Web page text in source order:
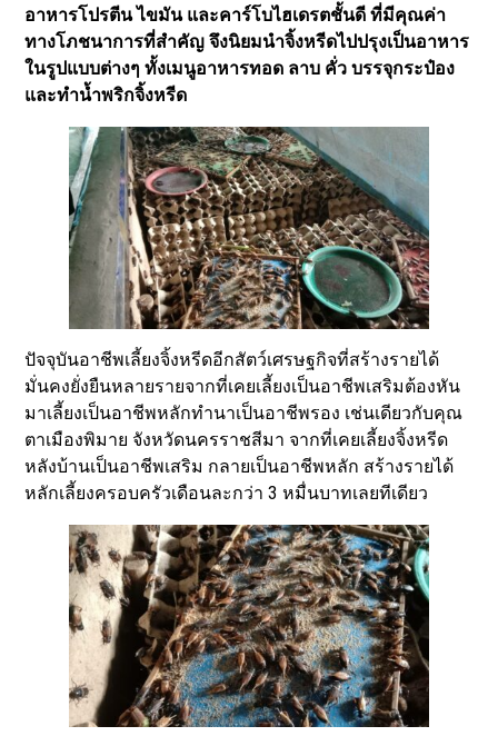
อาหารโปรตีน ไขมัน และคาร์โบไฮเดรตชั้นดี ที่มีคุณค่า
ทางโภชนาการที่สำคัญ จึงนิยมนำจิ้งหรีดไปปรุงเป็นอาหาร
ในรูปแบบต่างๆ ทั้งเมนูอาหารทอด ลาบ คั่ว บรรจุกระป๋อง
และทำน้ำพริกจิ้งหรีด
ปัจจุบันอาชีพเลี้ยงจิ้งหรีดอีกสัตว์เศรษฐกิจที่สร้างรายได้
มั่นคงยั่งยืนหลายรายจากที่เคยเลี้ยงเป็นอาชีพเสริมต้องหัน
มาเลี้ยงเป็นอาชีพหลักทำนาเป็นอาชีพรอง เช่นเดียวกับคุณ
ตาเมืองพิมาย จังหวัดนครราชสีมา จากที่เคยเลี้ยงจิ้งหรีด
หลังบ้านเป็นอาชีพเสริม กลายเป็นอาชีพหลัก สร้างรายได้
หลักเลี้ยงครอบครัวเดือนละกว่า 3 หมื่นบาทเลยทีเดียว